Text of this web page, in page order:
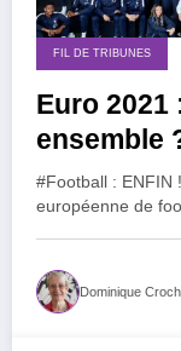
FIL DE TRIBUNES
Euro
ensemble
#Football : ENFIN
européenne de
Dominique